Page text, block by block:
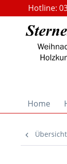
Hotline:
Home
Übersicht